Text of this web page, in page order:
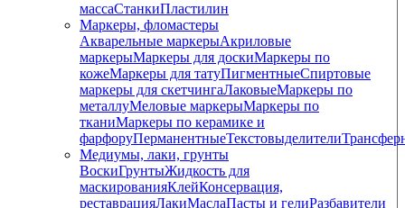
массаСтанкиПластилин
Маркеры, фломастеры
Акварельные маркерыАкриловые
маркерыМаркеры для доскиМаркеры по
кожеМаркеры для татуПигментныеCпиртовые
маркеры для скетчингаЛаковыеМаркеры по
металлуМеловые маркерыМаркеры по
тканиМаркеры по керамике и
фарфоруПерманентныеТекстовыделители
Медиумы, лаки, грунты
ВоскиГрунтыЖидкость для
маскированияКлейКонсервация,
реставрацияЛакиМаслаПасты и гелиРазбавители